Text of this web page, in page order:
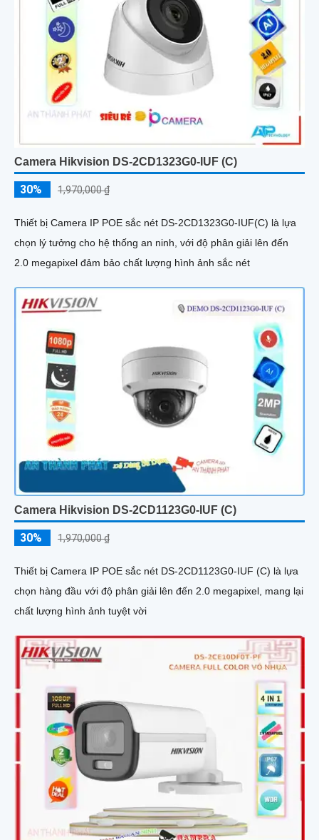
Camera Hikvision DS-2CD1323G0-IUF (C)
30% 1,970,000 ₫
Thiết bị Camera IP POE sắc nét DS-2CD1323G0-IUF(C) là lựa
chọn lý tưởng cho hệ thống an ninh, với độ phân giải lên đến
2.0 megapixel đảm bảo chất lượng hình ảnh sắc nét
Camera Hikvision DS-2CD1123G0-IUF (C)
30% 1,970,000 ₫
Thiết bị Camera IP POE sắc nét DS-2CD1123G0-IUF (C) là lựa
chọn hàng đầu với độ phân giải lên đến 2.0 megapixel, mang lại
chất lượng hình ảnh tuyệt vời